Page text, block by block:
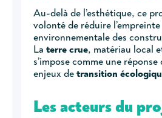
Au-delà de l’esthétique, ce
volonté de réduire l’empreinte
environnementale des
La terre crue, matériau local
s’impose comme une
enjeux detransition
Les acteurs du